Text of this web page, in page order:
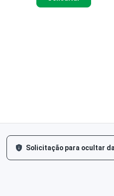
Solicitação para ocultar